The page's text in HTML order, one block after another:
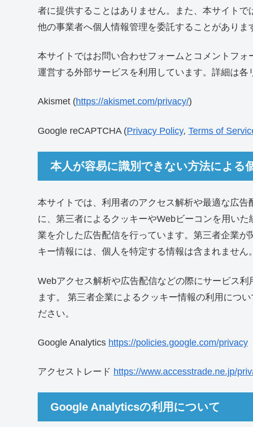
者に提供することはありません。また、本サイトで
他の事業者へ個人情報管理を委託することがありま
本サイトではお問い合わせフォームとコメントフ
運営する外部サービスを利用しています。詳細は各
Akismet (https://akismet.com/privacy/)
Google reCAPTCHA (Privacy Policy, Terms of
本人が容易に識別できない方法による
本サイトでは、利用者のアクセス解析や最適な広
に、第三者によるクッキーやWebビーコンを用い
業を介した広告配信を行っています。第三者企業
キー情報には、個人を特定する情報は含まれません。
Webアクセス解析や広告配信などの際にサービス
ます。 第三者企業によるクッキー情報の利用につ
ださい。
Google Analytics https://policies.google.com/privacy
アクセストレード https://www.accesstrade.ne.jp/
Google Analyticsの利用について